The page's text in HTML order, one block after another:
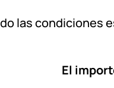
las condiciones
El